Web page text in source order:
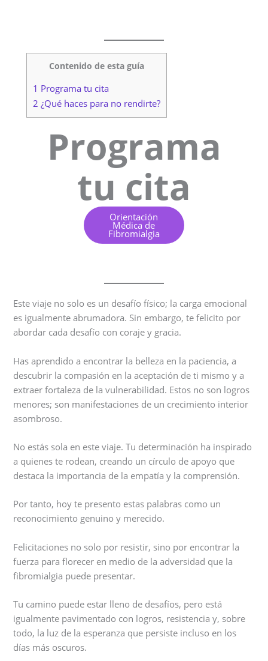
Contenido de esta guía
1 Programa tu cita
2 ¿Qué haces para no rendirte?
Programa
tu cita
Orientación
Médica de
Fibromialgia
Este viaje no solo es un desafío físico; la carga emocional
es igualmente abrumadora. Sin embargo, te felicito por
abordar cada desafío con coraje y gracia.
Has aprendido a encontrar la belleza en la paciencia, a
descubrir la compasión en la aceptación de ti mismo y a
extraer fortaleza de la vulnerabilidad. Estos no son logros
menores; son manifestaciones de un crecimiento interior
asombroso.
No estás sola en este viaje. Tu determinación ha inspirado
a quienes te rodean, creando un círculo de apoyo que
destaca la importancia de la empatía y la comprensión.
Por tanto, hoy te presento estas palabras como un
reconocimiento genuino y merecido.
Felicitaciones no solo por resistir, sino por encontrar la
fuerza para florecer en medio de la adversidad que la
fibromialgia puede presentar.
Tu camino puede estar lleno de desafíos, pero está
igualmente pavimentado con logros, resistencia y, sobre
todo, la luz de la esperanza que persiste incluso en los
días más oscuros.